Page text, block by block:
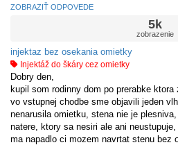
ZOBRAZIŤ ODPOVEDE
5k
zobrazenie
injektaz bez osekania omietky
Injektáž do škáry cez omietky
Dobry den,
kupil som rodinny dom po prerabke
vo vstupnej chodbe sme objavili jeden
nenarusila omietku, stena nie je
natere, ktory sa nesiri ale ani
ma napadlo ci mozem navrtat stenu bez